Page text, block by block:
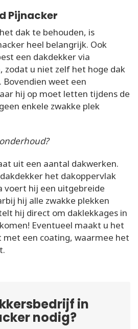
Pijnacker
dak te behouden, is
heel belangrijk. Ook
een dakdekker via
zodat u niet zelf het hoge dak
weet een
hij op moet letten tijdens de
enkele zwakke plek
uit een aantal dakwerken.
het dakoppervlak
voert hij een uitgebreide
hij alle zwakke plekken
hij direct om daklekkages in
Eventueel maakt u het
met een coating, waarmee het
in
nodig?